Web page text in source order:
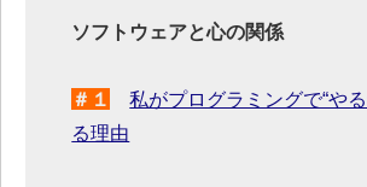
ソフトウェアと心の関係
＃１
私がプログラミングで“や
る理由